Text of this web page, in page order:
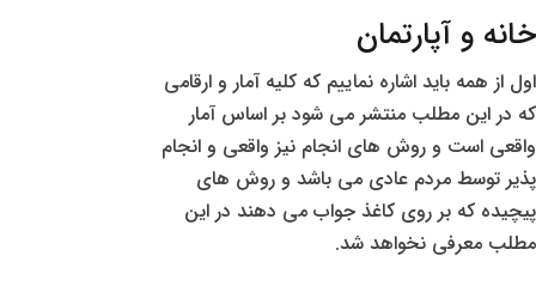
خانه و آپارتمان
اول از همه باید اشاره نماییم که کلیه آمار و ارقامی
که در این مطلب منتشر می شود بر اساس آمار
واقعی است و روش های انجام نیز واقعی و انجام
پذیر توسط مردم عادی می باشد و روش های
پیچیده که بر روی کاغذ جواب می دهند در این
مطلب معرفی نخواهد شد.